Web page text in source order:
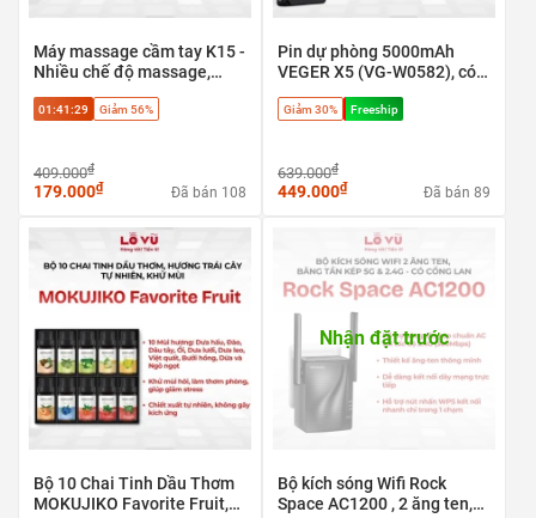
Máy massage cầm tay K15 -
Nhiều chế độ massage,
01:41:29 Giảm 56%
409.000₫
179.000₫ Đã bán 108
Pin dự phòng 5000mAh
VEGER X5 (VG-W0582), có
nhanh 20w & Magsafe
Giảm 30% Freeship
639.000₫
449.000₫ Đã bán 89
Bộ 10 Chai Tinh Dầu Thơm
MOKUJIKO Favorite Fruit,
Nhận đặt trước
Bộ kích sóng Wifi Rock
Space AC1200 , 2 ăng ten,